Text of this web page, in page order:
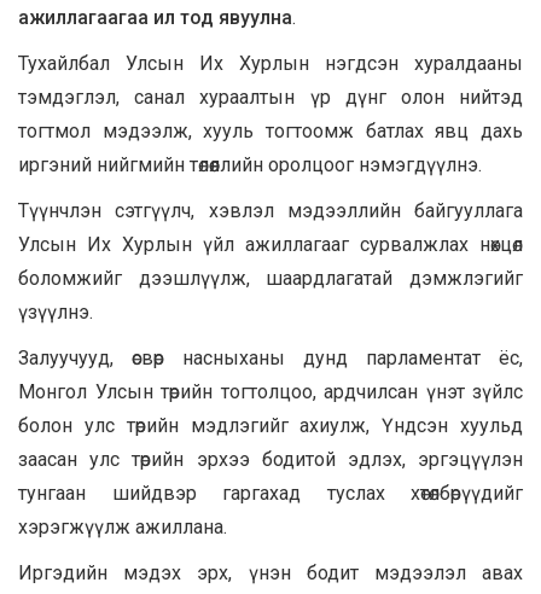
ажиллагаагаа ил тод явуулна.
Тухайлбал Улсын Их Хурлын нэгдсэн хуралдааны
тэмдэглэл, санал хураалтын үр дүнг олон нийтэд
тогтмол мэдээлж, хууль тогтоомж батлах явц дахь
иргэний нийгмийн төлөөллийн оролцоог нэмэгдүүлнэ.
Түүнчлэн сэтгүүлч, хэвлэл мэдээллийн байгууллага
Улсын Их Хурлын үйл ажиллагааг сурвалжлах нөхцөл
боломжийг дээшлүүлж, шаардлагатай дэмжлэгийг
үзүүлнэ.
Залуучууд, өсвөр насныханы дунд парламентат ёс,
Монгол Улсын төрийн тогтолцоо, ардчилсан үнэт зүйлс
болон улс төрийн мэдлэгийг ахиулж, Үндсэн хуульд
заасан улс төрийн эрхээ бодитой эдлэх, эргэцүүлэн
тунгаан шийдвэр гаргахад туслах хөтөлбөрүүдийг
хэрэгжүүлж ажиллана.
Иргэдийн мэдэх эрх, үнэн бодит мэдээлэл авах